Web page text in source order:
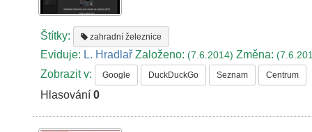
Štítky: zahradní železnice
Eviduje: L. Hradlař Založeno:(7.6.2014)Změna:
Zobrazit v: Google DuckDuckGo Seznam Centrum
Hlasování0